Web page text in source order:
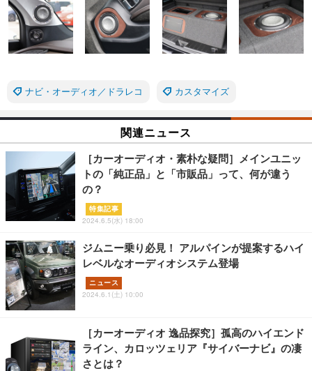
ナビ・オーディオ／ドラレコ カスタマイズ
関連ニュース
［カーオーディオ・素朴な疑問］メインユニッ
トの「純正品」と「市販品」って、何が違う
の？
特集記事
2024.6.5(水) 18:00
ジムニー乗り必見！ アルパインが提案するハイ
レベルなオーディオシステム登場
ニュース
2024.6.1(土) 10:00
［カーオーディオ 逸品探究］孤高のハイエンド
ライン、カロッツェリア『サイバーナビ』の凄
さとは？